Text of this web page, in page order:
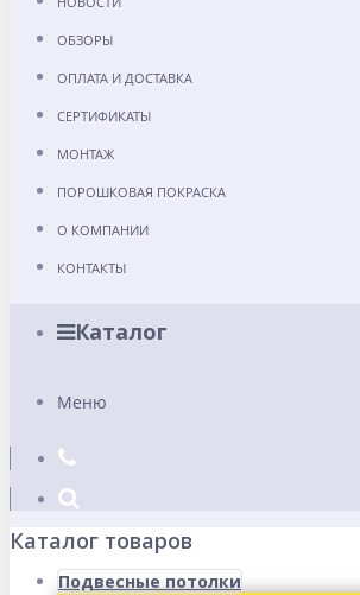
ОБЗОРЫ
ОПЛАТА И ДОСТАВКА
СЕРТИФИКАТЫ
МОНТАЖ
ПОРОШКОВАЯ ПОКРАСКА
О КОМПАНИИ
КОНТАКТЫ
Каталог
Меню
Каталог товаров
Подвесные потолки